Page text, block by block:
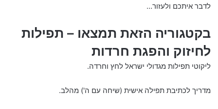
לדבר איתכם ולעזור…
בקטגוריה הזאת תמצאו – תפילות
לחיזוק והפגת חרדות
ליקוטי תפילות מגדולי ישראל לחץ וחרדה.
מדריך לכתיבת תפילה אישית (שיחה עם ה') מהלב.